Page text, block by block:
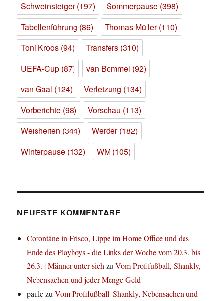
Schweinsteiger(197) Sommerpause (398)
Tabellenführung (86) Thomas Müller(110)
Toni Kroos (94) Transfers (310)
UEFA-Cup (87) van Bommel (92)
van Gaal (124) Verletzung (134)
Vorberichte (98) Vorschau (113)
Weisheiten (344) Werder(182)
Winterpause (132) WM (105)
NEUESTE KOMMENTARE
Corontäne in Frisco, Lippe im Home Office und das
Ende des Playboys - die Links der Woche vom 20.3. bis
26.3. | Männer unter sichzuVom Profifußball, Shankly,
Nebensachen und jeder Menge Geld
paulezuVom Profifußball, Shankly, Nebensachen und